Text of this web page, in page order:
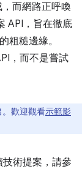
，而網路正呼喚
API，旨在徹底
粗糙邊緣。
，而不是嘗試
。歡迎觀看示範影
術提案，請參